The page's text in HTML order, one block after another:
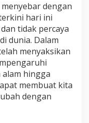
dengan
hari ini
tidak percaya
dunia. Dalam
menyaksikan
alam hingga
membuat kita
dengan